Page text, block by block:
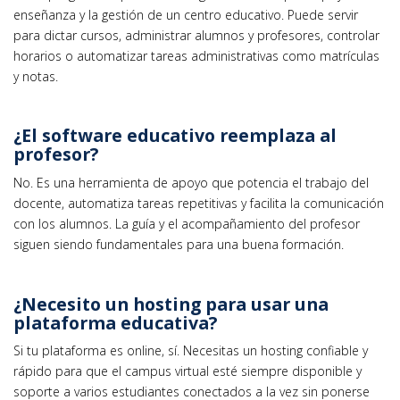
enseñanza y la gestión de un centro educativo. Puede servir
para dictar cursos, administrar alumnos y profesores, controlar
horarios o automatizar tareas administrativas como matrículas
y notas.
¿El software educativo reemplaza al
profesor?
No. Es una herramienta de apoyo que potencia el trabajo del
docente, automatiza tareas repetitivas y facilita la comunicación
con los alumnos. La guía y el acompañamiento del profesor
siguen siendo fundamentales para una buena formación.
¿Necesito un hosting para usar una
plataforma educativa?
Si tu plataforma es online, sí. Necesitas un hosting confiable y
rápido para que el campus virtual esté siempre disponible y
soporte a varios estudiantes conectados a la vez sin ponerse